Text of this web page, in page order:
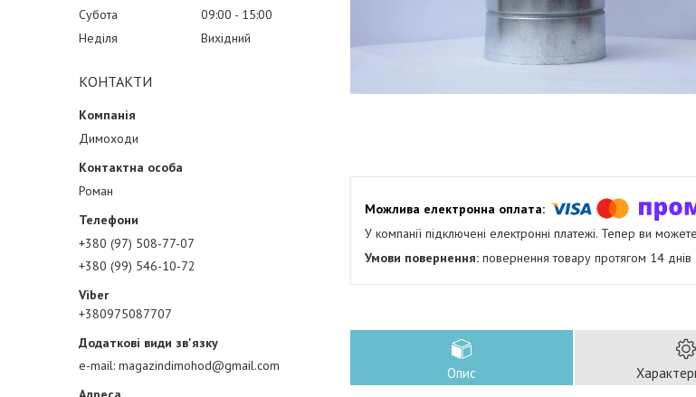
Субота
09:00
15:00
Неділя
Вихідний
КОНТАКТИ
Димоходи
Роман
+380 (97) 508-77-07
+380 (99) 546-10-72
+380975087707
e-mail magazindimohod@gmail.com
У компанії підключені електронні платежі. Тепер ви
повернення товару протягом 14 днів
Опис